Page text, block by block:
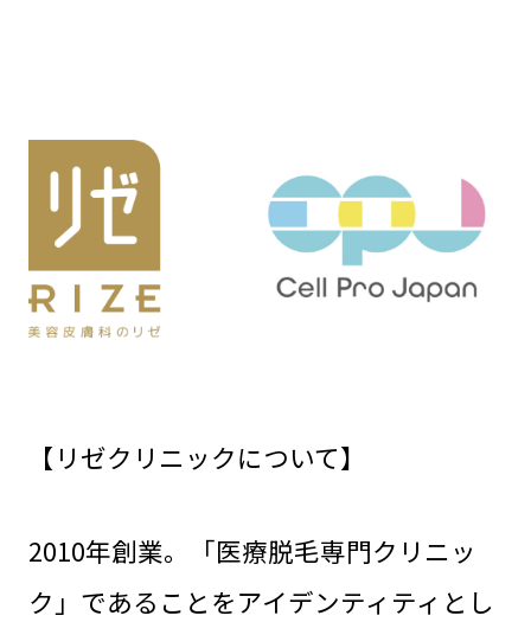
【リゼクリニックについて】
2010年創業。「医療脱毛専門クリニッ
ク」であることをアイデンティティとし